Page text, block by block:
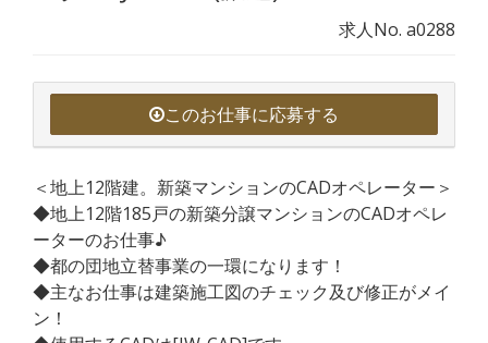
求人No. a0288
このお仕事に応募する
＜地上12階建。新築マンションのCADオペレーター＞
◆地上12階185戸の新築分譲マンションのCADオペレ
ーターのお仕事♪
◆都の団地立替事業の一環になります！
◆主なお仕事は建築施工図のチェック及び修正がメイ
ン！